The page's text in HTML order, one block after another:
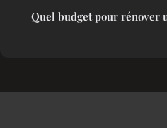
Quel budget pour rénover